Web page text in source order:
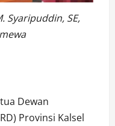
Syaripuddin, SE,
Dewan
Provinsi Kalsel